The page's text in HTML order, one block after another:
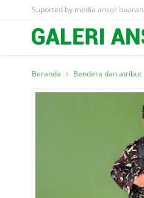
Suported by media ansor buaran
Beranda Bendera dan atribut